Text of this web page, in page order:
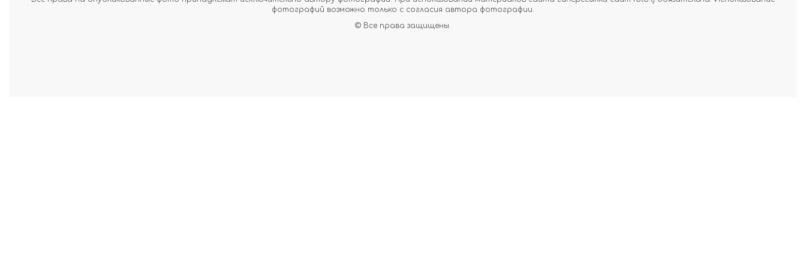
фотографий возможно только с согласия автора фотографии.
© Все права защищены.